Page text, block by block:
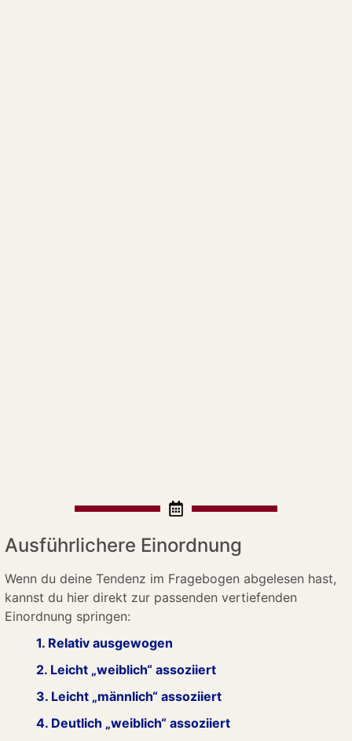
Ausführlichere Einordnung
Wenn du deine Tendenz im Fragebogen abgelesen hast,
kannst du hier direkt zur passenden vertiefenden
Einordnung springen:
1. Relativ ausgewogen
2. Leicht „weiblich“ assoziiert
3. Leicht „männlich“ assoziiert
4. Deutlich „weiblich“ assoziiert